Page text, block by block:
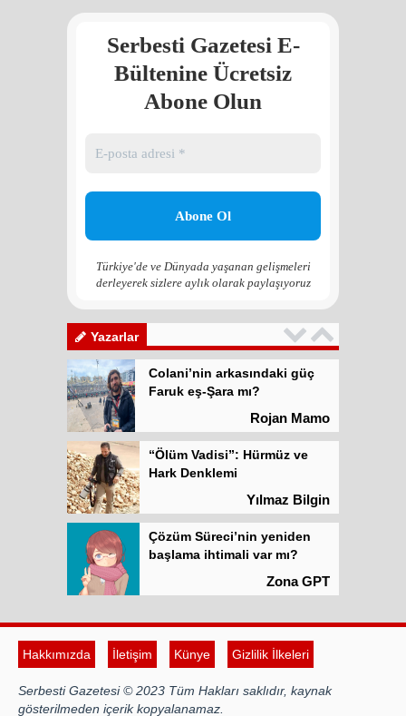
Serbesti Gazetesi E-
Bültenine Ücretsiz
Abone Olun
Türkiye'de ve Dünyada yaşanan gelişmeleri
derleyerek sizlere aylık olarak paylaşıyoruz
Yazarlar
Atilla Yüceak
Colani’nin arkasındaki güç
Faruk eş-Şara mı?
Hark Denklemi
Çözüm Süreci’nin yeniden
Kadına şiddet “Devlet” eliyle
meşrulaştırılıyor
Atilla Yüceak
Colani’nin arkasındaki güç
Faruk eş-Şara mı?
Rojan Mamo
“Ölüm Vadisi”: Hürmüz ve
Hark Denklemi
Yılmaz Bilgin
Çözüm Süreci’nin yeniden
başlama ihtimali var mı?
Zona GPT
Atilla Yüceak
Colani’nin arkasındaki güç
Hakkımızda İletişim Künye Gizlilik İlkeleri
Serbesti Gazetesi © 2023 Tüm Hakları saklıdır, kaynak
gösterilmeden içerik kopyalanamaz.